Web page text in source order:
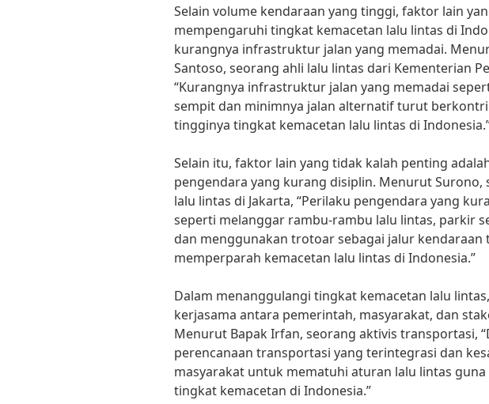
Selain volume kendaraan yang tinggi, faktor lain
mempengaruhi tingkat kemacetan lalu lintas di
kurangnya infrastruktur jalan yang memadai.
Santoso, seorang ahli lalu lintas dari Kementerian
“Kurangnya infrastruktur jalan yang memadai
sempit dan minimnya jalan alternatif turut
tingginya tingkat kemacetan lalu lintas di
Selain itu, faktor lain yang tidak kalah penting
pengendara yang kurang disiplin. Menurut Surono,
lalu lintas di Jakarta, “Perilaku pengendara yang
seperti melanggar rambu-rambu lalu lintas, parkir
dan menggunakan trotoar sebagai jalur kendaraan
memperparah kemacetan lalu lintas di Indonesia.”
Dalam menanggulangi tingkat kemacetan lalu
kerjasama antara pemerintah, masyarakat, dan
Menurut Bapak Irfan, seorang aktivis transportasi,
perencanaan transportasi yang terintegrasi dan
masyarakat untuk mematuhi aturan lalu lintas
tingkat kemacetan di Indonesia.”